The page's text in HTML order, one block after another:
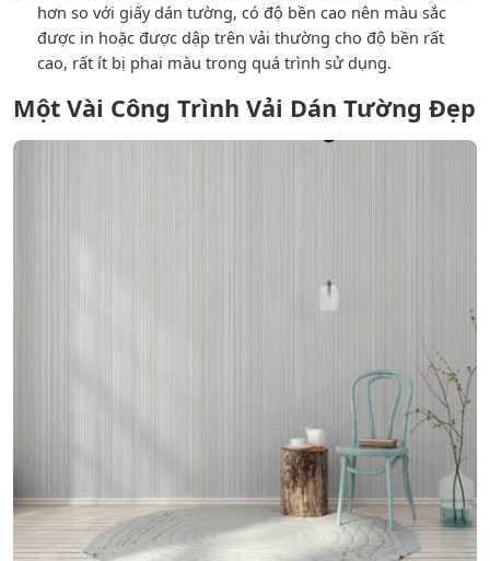
hơn so với giấy dán tường, có độ bền cao nên màu sắc
được in hoặc được dập trên vải thường cho độ bền rất
cao, rất ít bị phai màu trong quá trình sử dụng.
Một Vài Công Trình Vải Dán Tường Đẹp